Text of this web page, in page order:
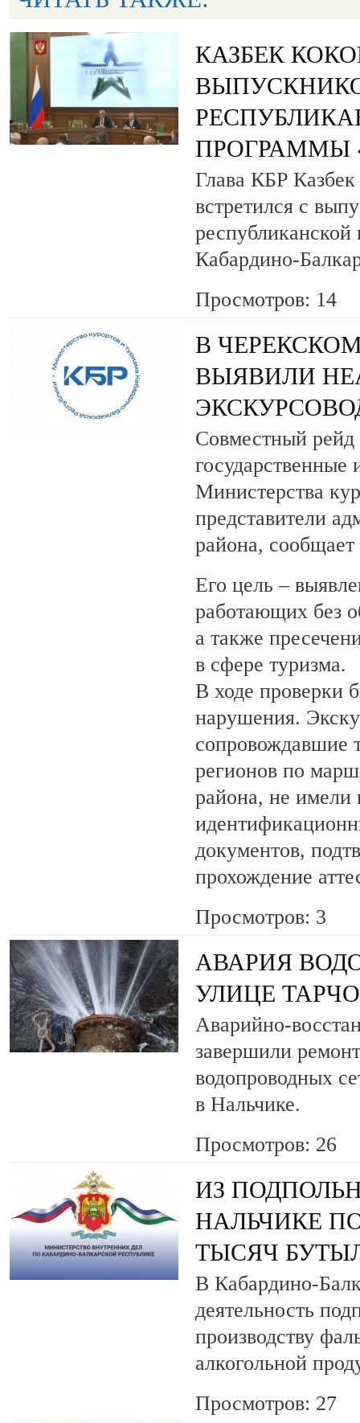
КАЗБЕК
ПРОГРАММЫ
Глава КБР Казбек
встретился с
Кабардино-
Просмотров: 14
В
ВЫЯВИЛИ
Совместный рейд
государственные
Министерства
представители
района,
Его цель –
работающих без
а также
в сфере туризма.
В ходе проверки
нарушения.
сопровождавшие
регионов по
района, не имели
документов,
прохождение
Просмотров: 3
АВАРИЯ
УЛИЦЕ
Аварийно-
завершили
водопроводных
в Нальчике.
Просмотров: 26
ИЗ
НАЛЬЧИКЕ
ТЫСЯЧ
В Кабардино-
деятельность
производству
алкогольной
Просмотров: 27